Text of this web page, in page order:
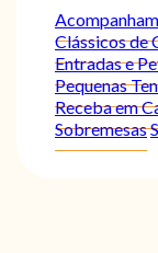
Clássicos de
Entradas e
Pequenas
Receba em
Sobremesas